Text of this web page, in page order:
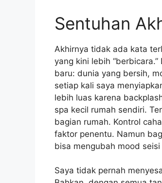
Sentuhan
Akhirnya tidak ada kata
yang kini lebih
baru: dunia yang bersih,
setiap kali saya
lebih luas karena
spa kecil rumah sendiri.
bagian rumah. Kontrol
faktor penentu. Namun
bisa mengubah mood seisi
Saya tidak pernah